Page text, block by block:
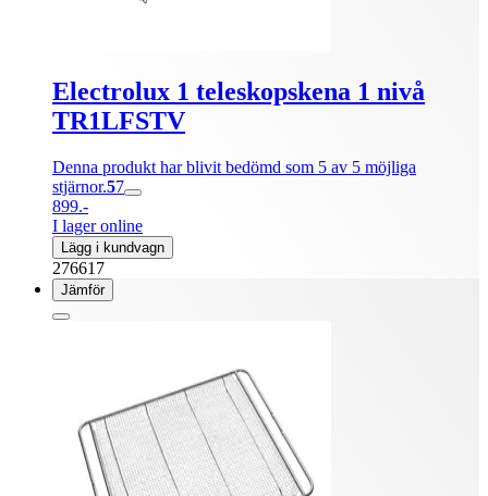
Electrolux 1 teleskopskena 1 nivå
TR1LFSTV
Denna produkt har blivit bedömd som 5 av 5 möjliga
stjärnor.57
899.-
I lager online
Lägg i kundvagn
276617
Jämför